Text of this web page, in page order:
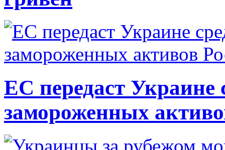
ЕС передаст Украине
замороженных